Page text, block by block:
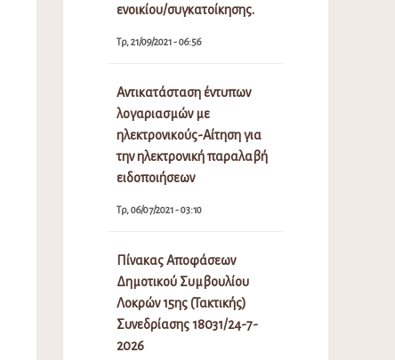
ενοικίου/συγκατοίκησης.
Τρ, 21/09/2021 - 06:56
Αντικατάσταση έντυπων
λογαριασμών με
ηλεκτρονικούς-Αίτηση για
την ηλεκτρονική παραλαβή
ειδοποιήσεων
Τρ, 06/07/2021 - 03:10
Πίνακας Αποφάσεων
Δημοτικού Συμβουλίου
Λοκρών 15ης (Τακτικής)
Συνεδρίασης 18031/24-7-
2026